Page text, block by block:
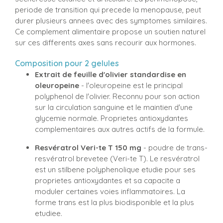
periode de transition qui precede la menopause, peut
durer plusieurs annees avec des symptomes similaires.
Ce complement alimentaire propose un soutien naturel
sur ces differents axes sans recourir aux hormones.
Composition pour 2 gelules
Extrait de feuille d'olivier standardise en
oleuropeine - l'oleuropeine est le principal
polyphenol de l'olivier. Reconnu pour son action
sur la circulation sanguine et le maintien d'une
glycemie normale. Proprietes antioxydantes
complementaires aux autres actifs de la formule.
Resvératrol Veri-te T 150 mg - poudre de trans-
resvératrol brevetee (Veri-te T). Le resvératrol
est un stilbene polyphenolique etudie pour ses
proprietes antioxydantes et sa capacite a
moduler certaines voies inflammatoires. La
forme trans est la plus biodisponible et la plus
etudiee.